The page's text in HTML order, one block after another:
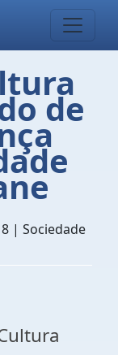
de
| Sociedade